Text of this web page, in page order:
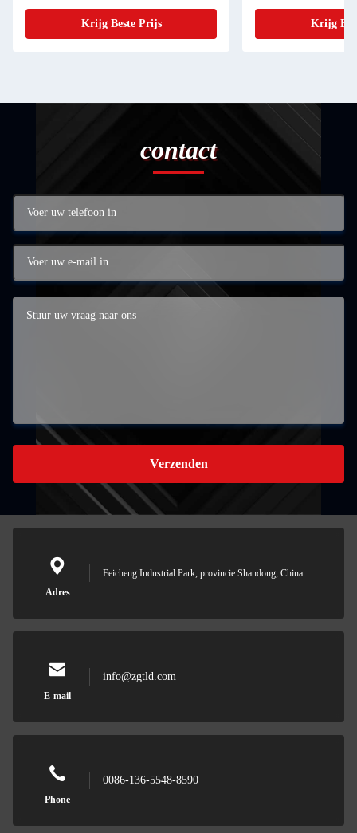
drankenindustrie
Krijg Beste Prijs
Krijg
contact
Verzenden
Adres
Feicheng Industrial Park, provincie Shandong, China
E-mail
info@zgtld.com
Phone
0086-136-5548-8590